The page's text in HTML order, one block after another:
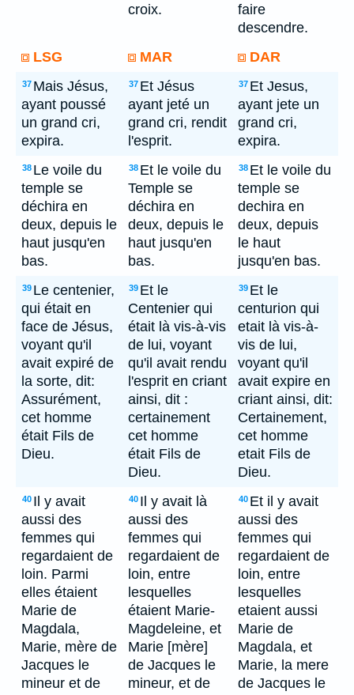
croix.
faire
descendre.
LSG
MAR DAR
37 Mais Jésus,
ayant poussé
un grand cri,
expira.
37 Et Jésus
ayant jeté un
grand cri, rendit
l'esprit.
37 Et Jesus,
ayant jete un
grand cri,
expira.
38 Le voile du
temple se
déchira en
deux, depuis le
haut jusqu'en
bas.
38 Et le voile du
Temple se
déchira en
deux, depuis le
haut jusqu'en
bas.
38 Et le voile du
temple se
dechira en
deux, depuis
le haut
jusqu'en bas.
39 Le centenier,
qui était en
face de Jésus,
voyant qu'il
avait expiré de
la sorte, dit:
Assurément,
cet homme
était Fils de
Dieu.
39 Et le
Centenier qui
était là vis-à-vis
de lui, voyant
qu'il avait rendu
l'esprit en criant
ainsi, dit :
certainement
cet homme
était Fils de
Dieu.
39 Et le
centurion qui
etait là vis-à-
vis de lui,
voyant qu'il
avait expire en
criant ainsi, dit:
Certainement,
cet homme
etait Fils de
Dieu.
40 Il y avait
aussi des
femmes qui
regardaient de
loin. Parmi
elles étaient
Marie de
Magdala,
Marie, mère de
Jacques le
mineur et de
40 Il y avait là
aussi des
femmes qui
regardaient de
loin, entre
lesquelles
étaient Marie-
Magdeleine, et
Marie [mère]
de Jacques le
mineur, et de
40 Et il y avait
aussi des
femmes qui
regardaient de
loin, entre
lesquelles
etaient aussi
Marie de
Magdala, et
Marie, la mere
de Jacques le